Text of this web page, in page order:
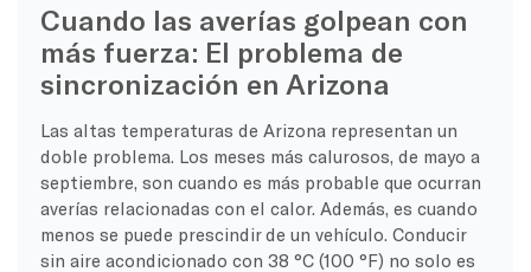
Cuando las averías golpean con
más fuerza: El problema de
sincronización en Arizona
Las altas temperaturas de Arizona representan un
doble problema. Los meses más calurosos, de mayo a
septiembre, son cuando es más probable que ocurran
averías relacionadas con el calor. Además, es cuando
menos se puede prescindir de un vehículo. Conducir
sin aire acondicionado con 38 °C (100 °F) no solo es